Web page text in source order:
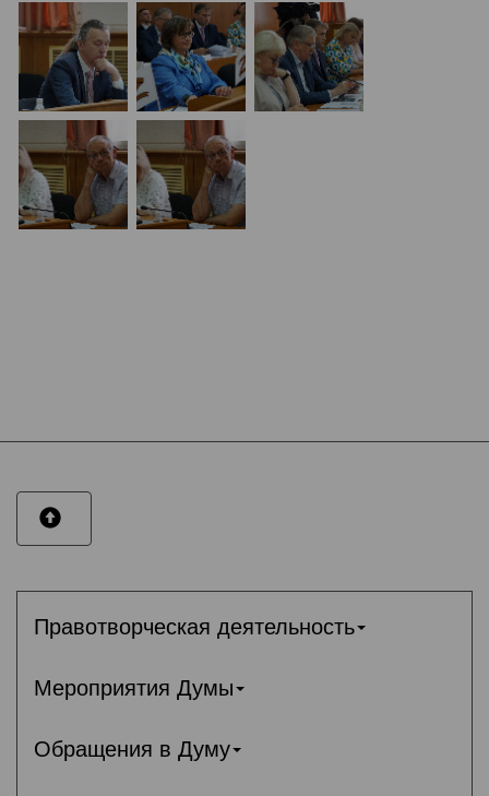
Правотворческая деятельность
Мероприятия Думы
Обращения в Думу